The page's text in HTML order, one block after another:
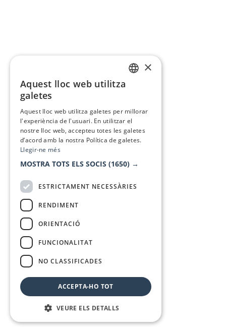
×
Aquest lloc web utilitza
galetes
Aquest lloc web utilitza galetes per millorar
l'experiència de l'usuari. En utilitzar el
nostre lloc web, accepteu totes les galetes
d’acord amb la nostra Política de galetes.
Llegir-ne més
MOSTRA TOTS ELS SOCIS (1650) →
ESTRICTAMENT NECESSÀRIES
RENDIMENT
ORIENTACIÓ
FUNCIONALITAT
NO CLASSIFICADES
ACCEPTA-HO TOT
VEURE ELS DETALLS